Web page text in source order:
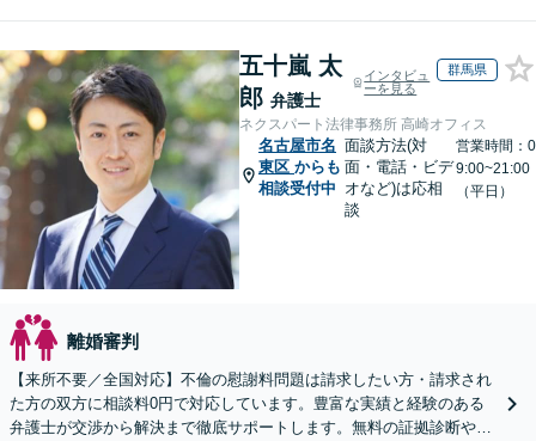
五十嵐 太
郎 弁護士
インタビュ
ーを見る
群馬県
ネクスパート法律事務所 高崎オフィス
名古屋市名
東区 からも
相談受付中
面談方法(対
面・電話・ビデ
オなど)は応相
談
営業時間：0
9:00~21:00
（平日）
離婚審判
【来所不要／全国対応】不倫の慰謝料問題は請求したい方・請求され
た方の双方に相談料0円で対応しています。豊富な実績と経験のある
弁護士が交渉から解決まで徹底サポートします。無料の証拠診断や着